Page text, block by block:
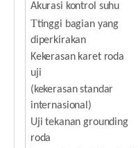
Akurasi kontrol suhu
Ttinggi bagian yang
diperkirakan
Kekerasan karet roda
uji
(kekerasan standar
internasional)
Uji tekanan grounding
roda